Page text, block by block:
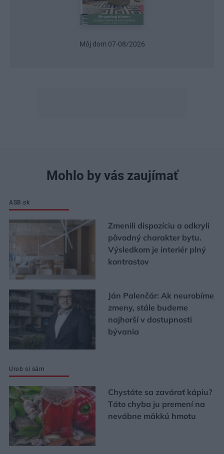
Môj dom 07-08/2026
Mohlo by vás zaujímať
ASB.sk
Zmenili dispozíciu a odkryli
pôvodný charakter bytu.
Výsledkom je interiér plný
kontrastov
Ján Palenčár: Ak neurobíme
zmeny, stále budeme
najhorší v dostupnosti
bývania
Urob si sám
Chystáte sa zavárať kápiu?
Táto chyba ju premení na
nevábne mäkkú hmotu